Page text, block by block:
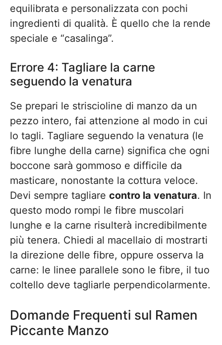
equilibrata e personalizzata con pochi
ingredienti di qualità. È quello che la rende
speciale e “casalinga”.
Errore 4: Tagliare la carne
seguendo la venatura
Se prepari le striscioline di manzo da un
pezzo intero, fai attenzione al modo in cui
lo tagli. Tagliare seguendo la venatura (le
fibre lunghe della carne) significa che ogni
boccone sarà gommoso e difficile da
masticare, nonostante la cottura veloce.
Devi sempre tagliare contro la venatura. In
questo modo rompi le fibre muscolari
lunghe e la carne risulterà incredibilmente
più tenera. Chiedi al macellaio di mostrarti
la direzione delle fibre, oppure osserva la
carne: le linee parallele sono le fibre, il tuo
coltello deve tagliarle perpendicolarmente.
Domande Frequenti sul Ramen
Piccante Manzo